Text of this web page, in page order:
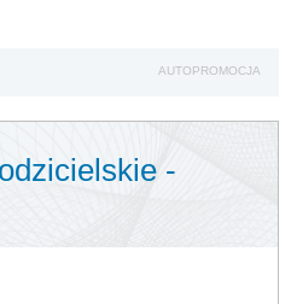
AUTOPROMOCJA
-